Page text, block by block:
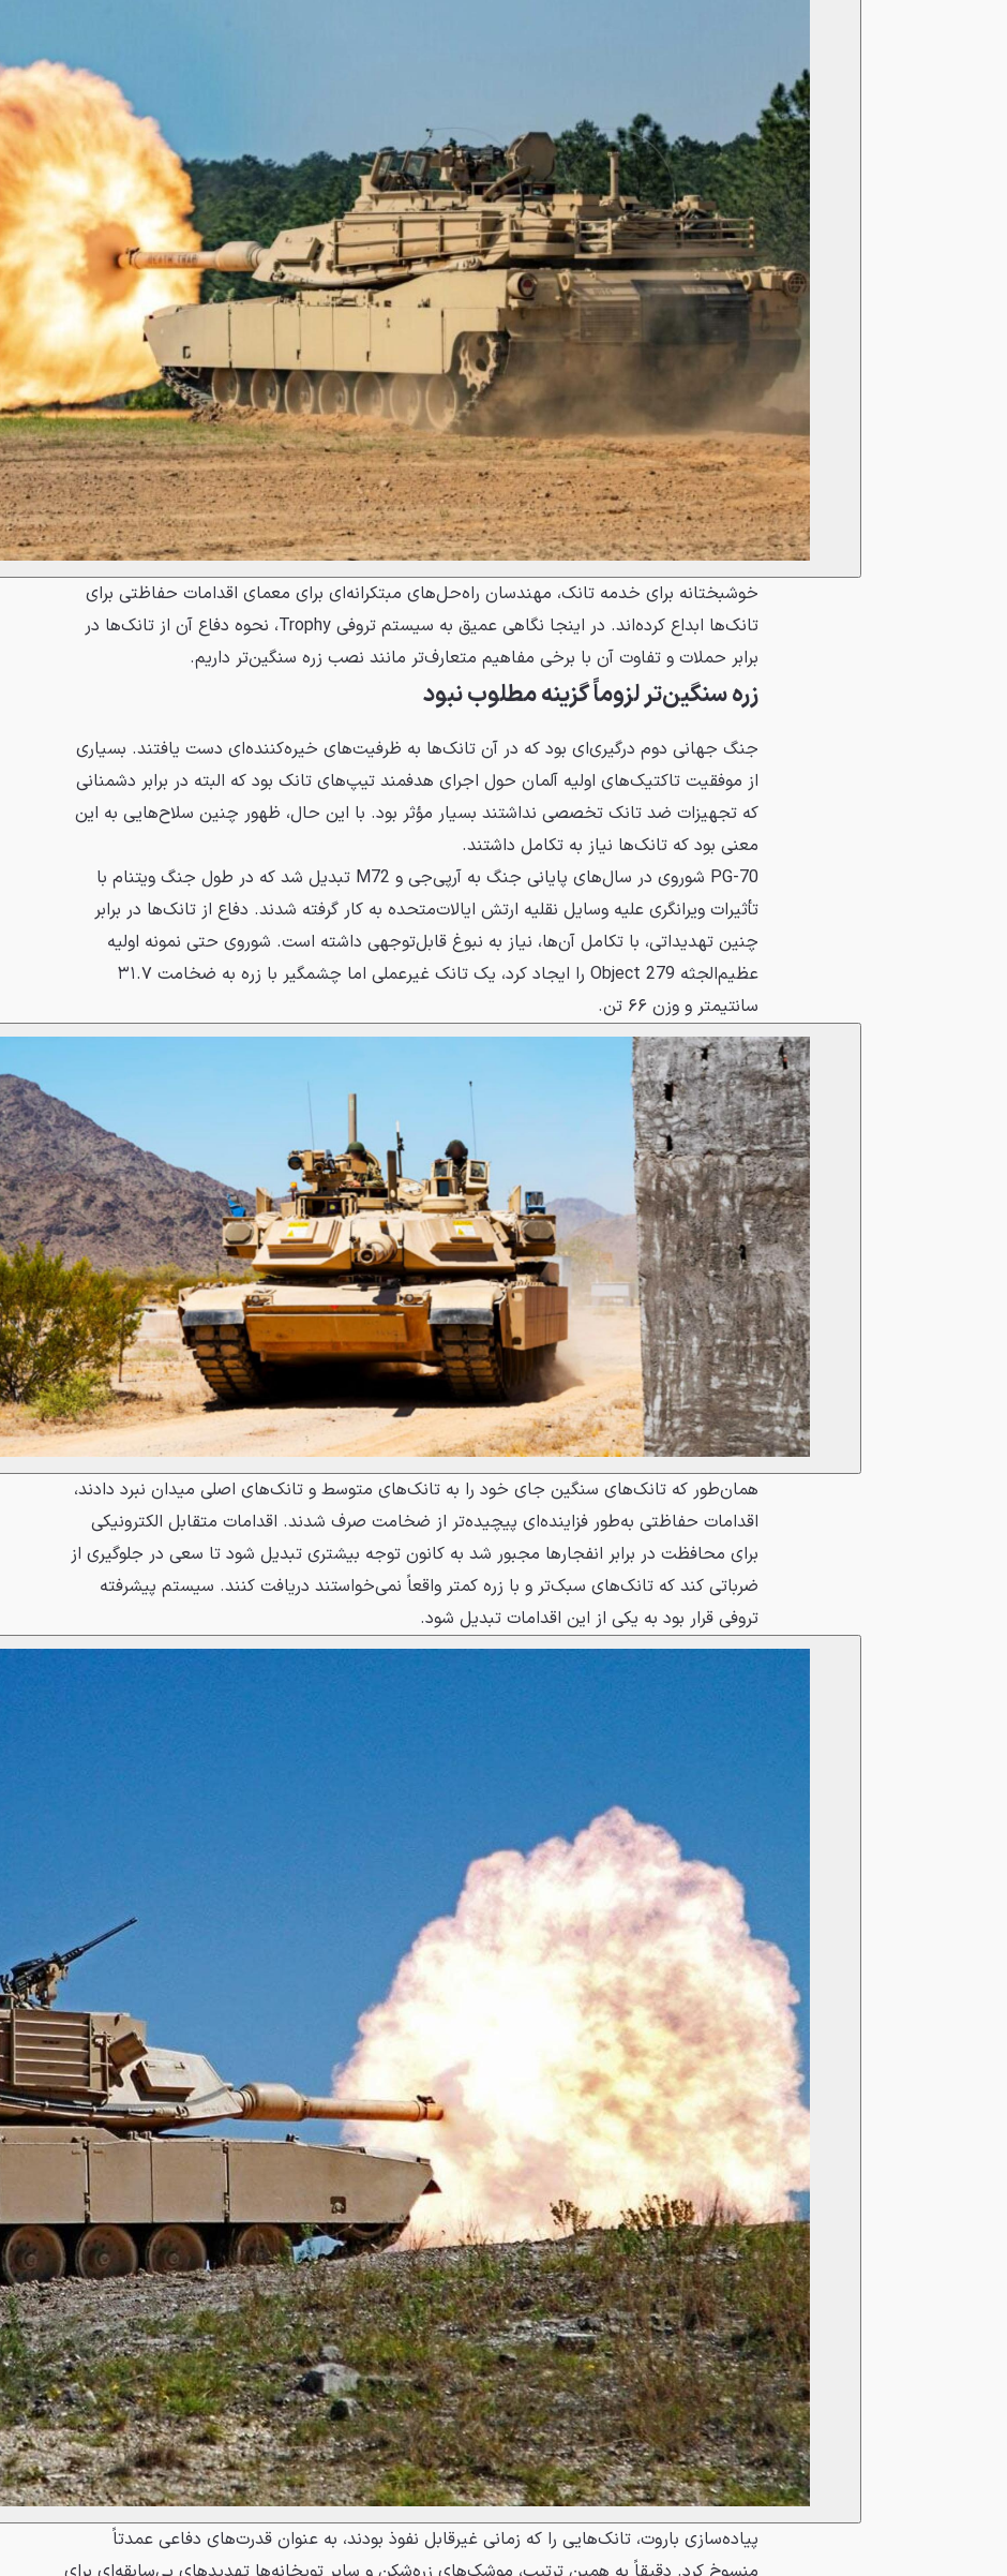
خوشبختانه برای خدمه تانک، مهندسان راه‌حل‌های مبتکرانه‌ای برای معمای اقدامات حفاظتی برای
تانک‌ها ابداع کرده‌اند. در اینجا نگاهی عمیق به سیستم تروفی Trophy، نحوه دفاع آن از تانک‌ها در
برابر حملات و تفاوت آن با برخی مفاهیم متعارف‌تر مانند نصب زره سنگین‌تر داریم.
زره سنگین‌تر لزوماً گزینه مطلوب نبود
جنگ جهانی دوم درگیری‌ای بود که در آن تانک‌ها به ظرفیت‌های خیره‌کننده‌ای دست یافتند. بسیاری
از موفقیت تاکتیک‌های اولیه آلمان حول اجرای هدفمند تیپ‌های تانک بود که البته در برابر دشمنانی
که تجهیزات ضد تانک تخصصی نداشتند بسیار مؤثر بود. با این حال، ظهور چنین سلاح‌هایی به این
معنی بود که تانک‌ها نیاز به تکامل داشتند.
PG-70 شوروی در سال‌های پایانی جنگ به آرپی‌جی و M72 تبدیل شد که در طول جنگ ویتنام با
تأثیرات ویرانگری علیه وسایل نقلیه ارتش ایالات‌متحده به کار گرفته شدند. دفاع از تانک‌ها در برابر
چنین تهدیداتی، با تکامل آن‌ها، نیاز به نبوغ قابل‌توجهی داشته است. شوروی حتی نمونه اولیه
عظیم‌الجثه Object 279 را ایجاد کرد، یک تانک غیرعملی اما چشمگیر با زره به ضخامت ۳۱.۷
سانتیمتر و وزن ۶۶ تن.
همان‌طور که تانک‌های سنگین جای خود را به تانک‌های متوسط و تانک‌های اصلی میدان نبرد دادند،
اقدامات حفاظتی به‌طور فزاینده‌ای پیچیده‌تر از ضخامت صرف شدند. اقدامات متقابل الکترونیکی
برای محافظت در برابر انفجارها مجبور شد به کانون توجه بیشتری تبدیل شود تا سعی در جلوگیری از
ضرباتی کند که تانک‌های سبک‌تر و با زره کمتر واقعاً نمی‌خواستند دریافت کنند. سیستم پیشرفته
تروفی قرار بود به یکی از این اقدامات تبدیل شود.
پیاده‌سازی باروت، تانک‌هایی را که زمانی غیرقابل نفوذ بودند، به عنوان قدرت‌های دفاعی عمدتاً